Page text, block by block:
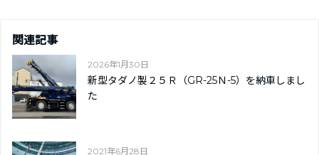
関連記事
2026年1月30日
新型タダノ製２５Ｒ（GR-25Ｎ-5）を納車しまし
た
2021年6月28日